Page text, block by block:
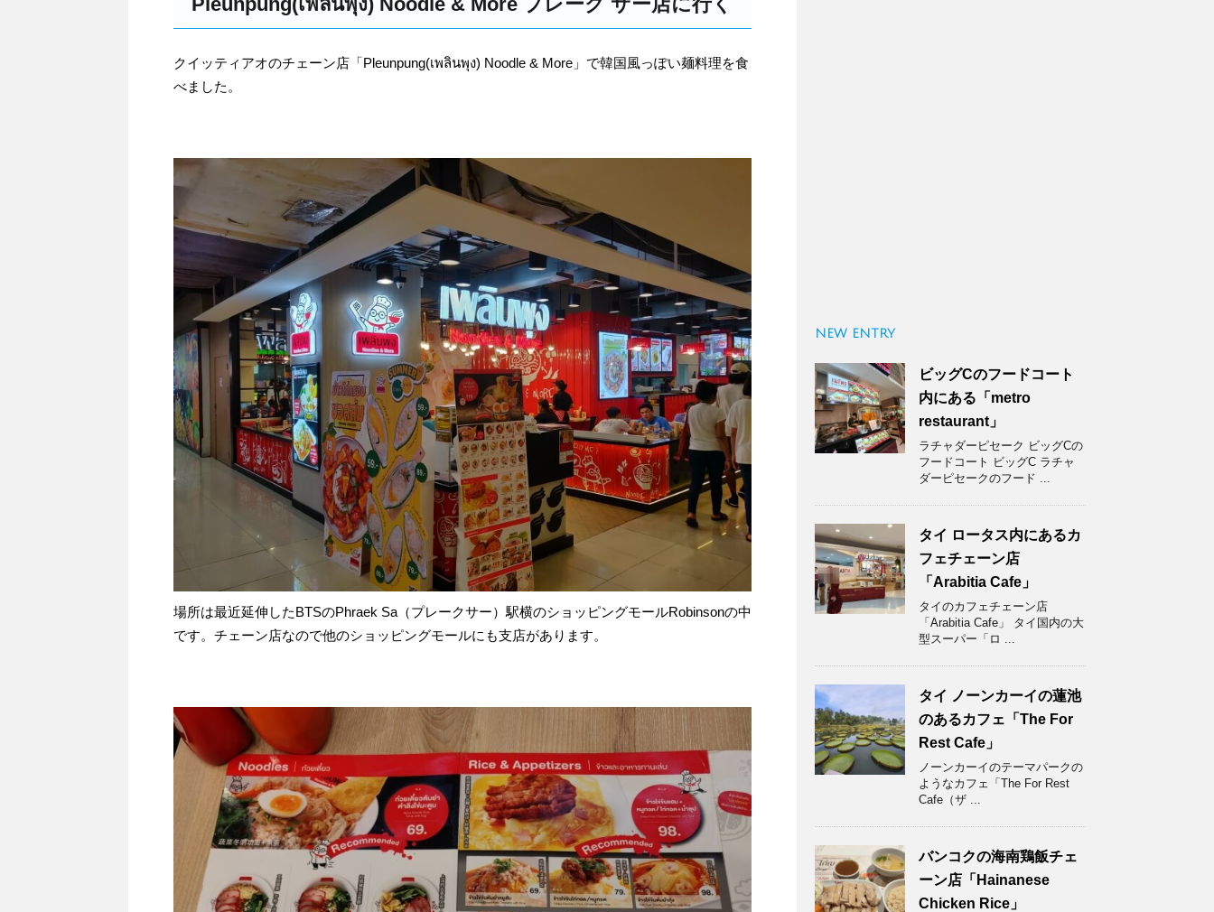
クイッティアオのチェーン店「Pleunpung(เพลินพุง) Noodle & More」で韓国風っぽい麺料理を食
べました。
場所は最近延伸したBTSのPhraek Sa（プレークサー）駅横のショッピングモールRobinsonの中
です。チェーン店なので他のショッピングモールにも支店があります。
NEW ENTRY
ビッグCのフードコート
内にある「metro
restaurant」
ラチャダーピセーク ビッグCの
フードコート ビッグC ラチャ
ダーピセークのフード ...
タイ ロータス内にあるカ
フェチェーン店
「Arabitia Cafe」
タイのカフェチェーン店
「Arabitia Cafe」 タイ国内の大
型スーパー「ロ ...
タイ ノーンカーイの蓮池
のあるカフェ「The For
Rest Cafe」
ノーンカーイのテーマパークの
ようなカフェ「The For Rest
Cafe（ザ ...
バンコクの海南鶏飯チェ
ーン店「Hainanese
Chicken Rice」